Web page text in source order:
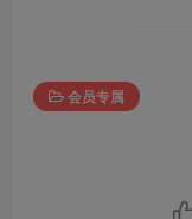
会员专属